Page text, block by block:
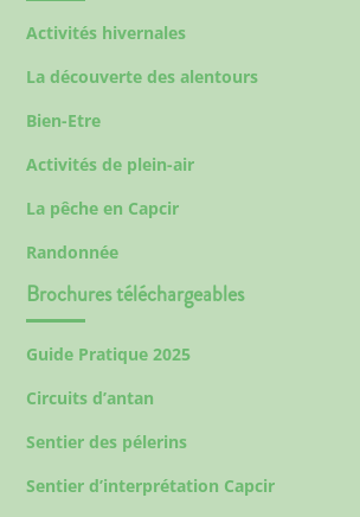
Activités hivernales
La découverte des alentours
Bien-Etre
Activités de plein-air
La pêche en Capcir
Randonnée
Brochures téléchargeables
Guide Pratique 2025
Circuits d’antan
Sentier des pélerins
Sentier d’interprétation Capcir